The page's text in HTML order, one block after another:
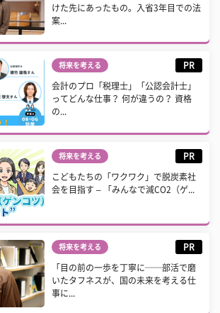
けた先にあったもの。入省3年目での法
案...
将来を考える PR
会計のプロ「税理士」「公認会計士」
ってどんな仕事？ 何が違うの？ 資格
の...
将来を考える PR
こどもたちの「ワクワク」で脱炭素社
会を目指す – 「みんなで減CO2（ゲ...
将来を考える PR
「目の前の一歩を丁寧に──部活で磨
いたタフネスが、国の未来を考える仕
事に...